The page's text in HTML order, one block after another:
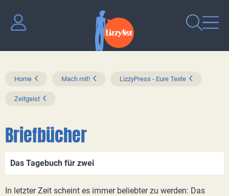
Home Mach mit! LizzyPress - Eure Texte
Zeitgeist
Briefbücher
Das Tagebuch für zwei
In letzter Zeit scheint es immer beliebter zu werden: Das